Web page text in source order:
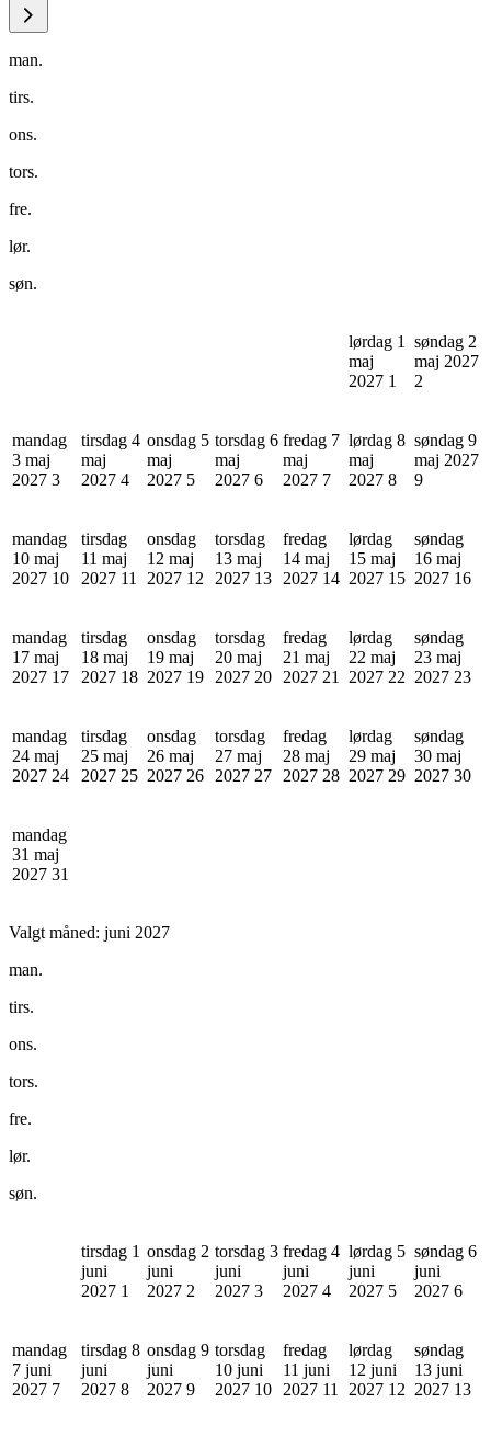
man.
tirs.
ons.
tors.
fre.
lør.
søn.
lørdag 1
maj
2027 1
søndag 2
maj 2027
2
mandag
3 maj
2027 3
tirsdag 4
maj
2027 4
onsdag 5
maj
2027 5
torsdag 6
maj
2027 6
fredag 7
maj
2027 7
lørdag 8
maj
2027 8
søndag 9
maj 2027
9
mandag
10 maj
2027 10
tirsdag
11 maj
2027 11
onsdag
12 maj
2027 12
torsdag
13 maj
2027 13
fredag
14 maj
2027 14
lørdag
15 maj
2027 15
søndag
16 maj
2027 16
mandag
17 maj
2027 17
tirsdag
18 maj
2027 18
onsdag
19 maj
2027 19
torsdag
20 maj
2027 20
fredag
21 maj
2027 21
lørdag
22 maj
2027 22
søndag
23 maj
2027 23
mandag
24 maj
2027 24
tirsdag
25 maj
2027 25
onsdag
26 maj
2027 26
torsdag
27 maj
2027 27
fredag
28 maj
2027 28
lørdag
29 maj
2027 29
søndag
30 maj
2027 30
mandag
31 maj
2027 31
Valgt måned: juni 2027
man.
tirs.
ons.
tors.
fre.
lør.
søn.
tirsdag 1
juni
2027 1
onsdag 2
juni
2027 2
torsdag 3
juni
2027 3
fredag 4
juni
2027 4
lørdag 5
juni
2027 5
søndag 6
juni
2027 6
mandag
7 juni
2027 7
tirsdag 8
juni
2027 8
onsdag 9
juni
2027 9
torsdag
10 juni
2027 10
fredag
11 juni
2027 11
lørdag
12 juni
2027 12
søndag
13 juni
2027 13